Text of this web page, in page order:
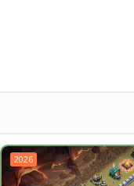
2026